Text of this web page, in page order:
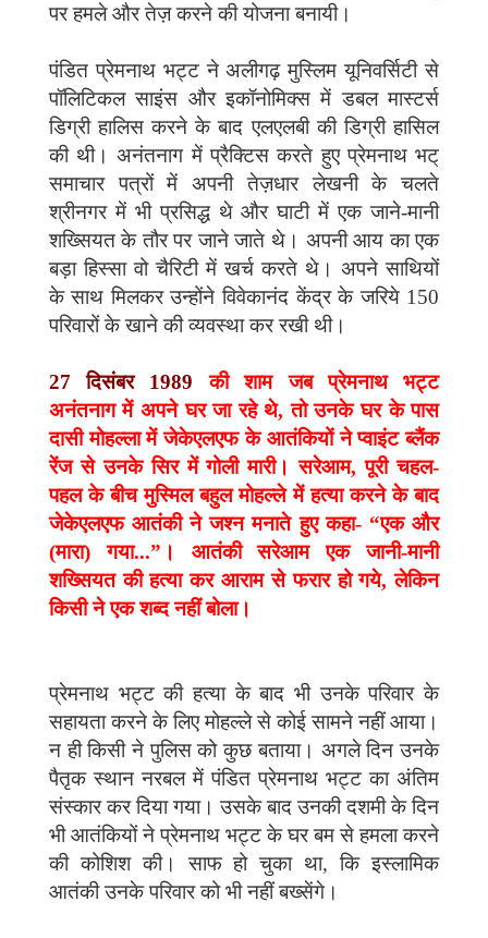
पर हमले और तेज़ करने की योजना बनायी।
पंडित प्रेमनाथ भट्ट ने अलीगढ़ मुस्लिम यूनिवर्सिटी से
पॉलिटिकल साइंस और इकॉनोमिक्स में डबल मास्टर्स
डिग्री हालिस करने के बाद एलएलबी की डिग्री हासिल
की थी। अनंतनाग में प्रैक्टिस करते हुए प्रेमनाथ भट्
समाचार पत्रों में अपनी तेज़धार लेखनी के चलते
श्रीनगर में भी प्रसिद्ध थे और घाटी में एक जाने-मानी
शख्सियत के तौर पर जाने जाते थे। अपनी आय का एक
बड़ा हिस्सा वो चैरिटी में खर्च करते थे। अपने साथियों
के साथ मिलकर उन्होंने विवेकानंद केंद्र के जरिये 150
परिवारों के खाने की व्यवस्था कर रखी थी।
27 दिसंबर 1989 की शाम जब प्रेमनाथ भट्ट
अनंतनाग में अपने घर जा रहे थे, तो उनके घर के पास
दासी मोहल्ला में जेकेएलएफ के आतंकियों ने प्वाइंट ब्लैंक
रेंज से उनके सिर में गोली मारी। सरेआम, पूरी चहल-
पहल के बीच मुस्मिल बहुल मोहल्ले में हत्या करने के बाद
जेकेएलएफ आतंकी ने जश्न मनाते हुए कहा- “एक और
(मारा) गया...”। आतंकी सरेआम एक जानी-मानी
शख्सियत की हत्या कर आराम से फरार हो गये, लेकिन
किसी ने एक शब्द नहीं बोला।
प्रेमनाथ भट्ट की हत्या के बाद भी उनके परिवार के
सहायता करने के लिए मोहल्ले से कोई सामने नहीं आया।
न ही किसी ने पुलिस को कुछ बताया। अगले दिन उनके
पैतृक स्थान नरबल में पंडित प्रेमनाथ भट्ट का अंतिम
संस्कार कर दिया गया। उसके बाद उनकी दशमी के दिन
भी आतंकियों ने प्रेमनाथ भट्ट के घर बम से हमला करने
की कोशिश की। साफ हो चुका था, कि इस्लामिक
आतंकी उनके परिवार को भी नहीं बख्सेंगे।